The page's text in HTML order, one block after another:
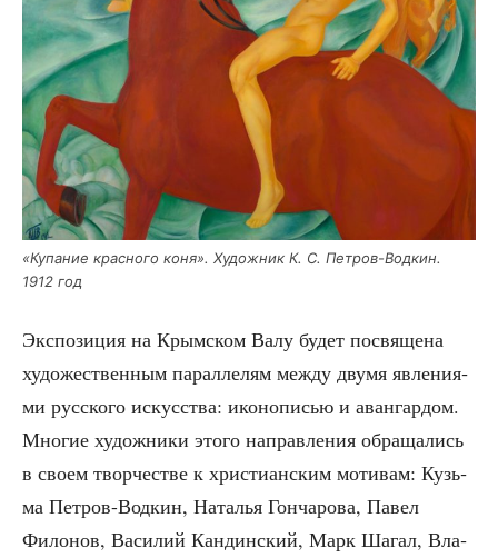
«Купа­ние крас­но­го коня». Худож­ник К. С. Пет­ров-Вод­кин.
1912 год
Экс­по­зи­ция на Крым­ском Валу будет посвя­ще­на
худо­же­ствен­ным парал­ле­лям меж­ду дву­мя явле­ни­я­
ми рус­ско­го искус­ства: ико­но­пи­сью и аван­гар­дом.
Мно­гие худож­ни­ки это­го направ­ле­ния обра­ща­лись
в сво­ем твор­че­стве к хри­сти­ан­ским моти­вам: Кузь­
ма Пет­ров-Вод­кин, Ната­лья Гон­ча­ро­ва, Павел
Фило­нов, Васи­лий Кан­дин­ский, Марк Шагал, Вла­